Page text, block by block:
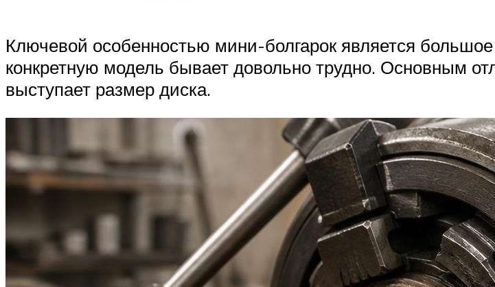
Ключевой особенностью мини-болгарок является
конкретную модель бывает довольно трудно. Основным
выступает размер диска.